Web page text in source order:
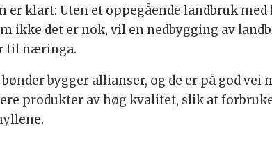
klart: Uten et oppegående landbruk
ikke det er nok, vil en nedbygging av
til næringa.
bygger allianser, og de er på god vei
produkter av høg kvalitet, slik at